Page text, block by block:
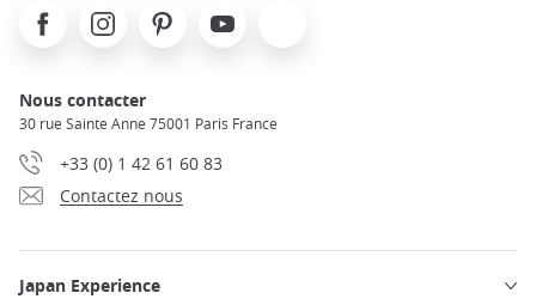
FacebookInstagramPinterest Youtube
Nous contacter
30 rue Sainte Anne 75001 Paris France
+33 (0) 1 42 61 60 83
Contactez nous
Japan Experience